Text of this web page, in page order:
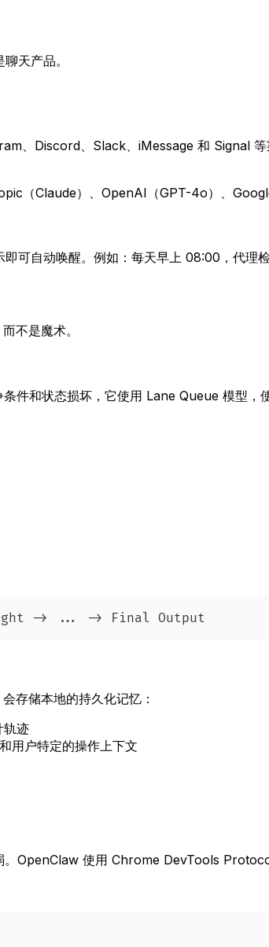
天产品。
、Discord、Slack、iMessage 和 Signal 等
（Claude）、OpenAI（GPT-4o）、
可自动唤醒。例如：每天早上 08:00，代理
不是魔术。
件和状态损坏，它使用 Lane Queue 模型，
-> ... -> Final Output
存储本地的持久化记忆：
轨迹
用户特定的操作上下文
OpenClaw 使用 Chrome DevTools